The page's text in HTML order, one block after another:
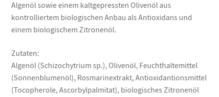
Om omega-3
Artikler
Omega-3-forskningen
Algenöl sowie einem kaltgepressten Olivenöl aus
kontrolliertem biologischen Anbau als Antioxidans und
einem biologischem Zitronenöl.
Zutaten:
Algenöl (Schizochytrium sp.), Olivenöl, Feuchthaltemittel
(Sonnenblumenöl), Rosmarinextrakt, Antioxidantionsmittel
(Tocopherole, Ascorbylpalmitat), biologisches Zitronenöl